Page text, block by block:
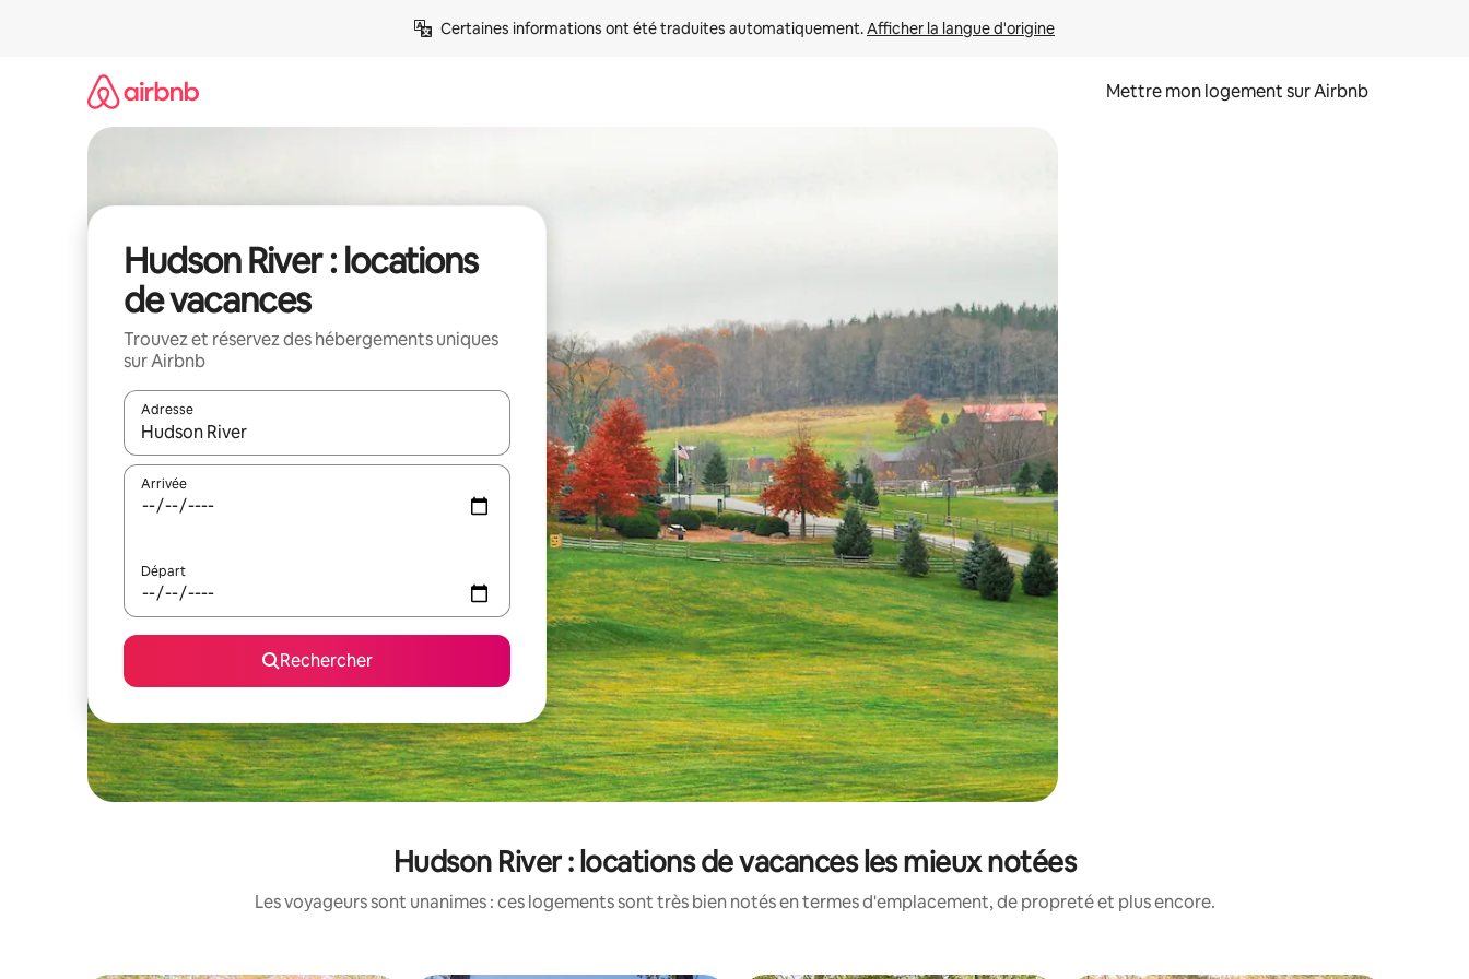
Certaines informations ont été traduites automatiquement. Afficher la langue d'origine
Mettre mon logement sur Airbnb
Hudson River : locations
de vacances
Trouvez et réservez des hébergements uniques
sur Airbnb
Adresse
Lorsque les résultats s'affichent, utilisez les flèches vers le haut et vers le bas pour les parcourir ou en appuyant et en faisant glisser.
Arrivée
Départ
Rechercher
Hudson River : locations de vacances les mieux notées
Les voyageurs sont unanimes : ces logements sont très bien notés en termes d'emplacement, de propreté et plus encore.